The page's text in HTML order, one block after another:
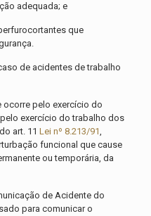
adequada; e
que
de acidentes de trabalho
ocorre pelo exercício do
exercício do trabalho dos
art. 11 Lei nº 8.213/91,
funcional que cause
ou temporária, da
de Acidente do
para comunicar o